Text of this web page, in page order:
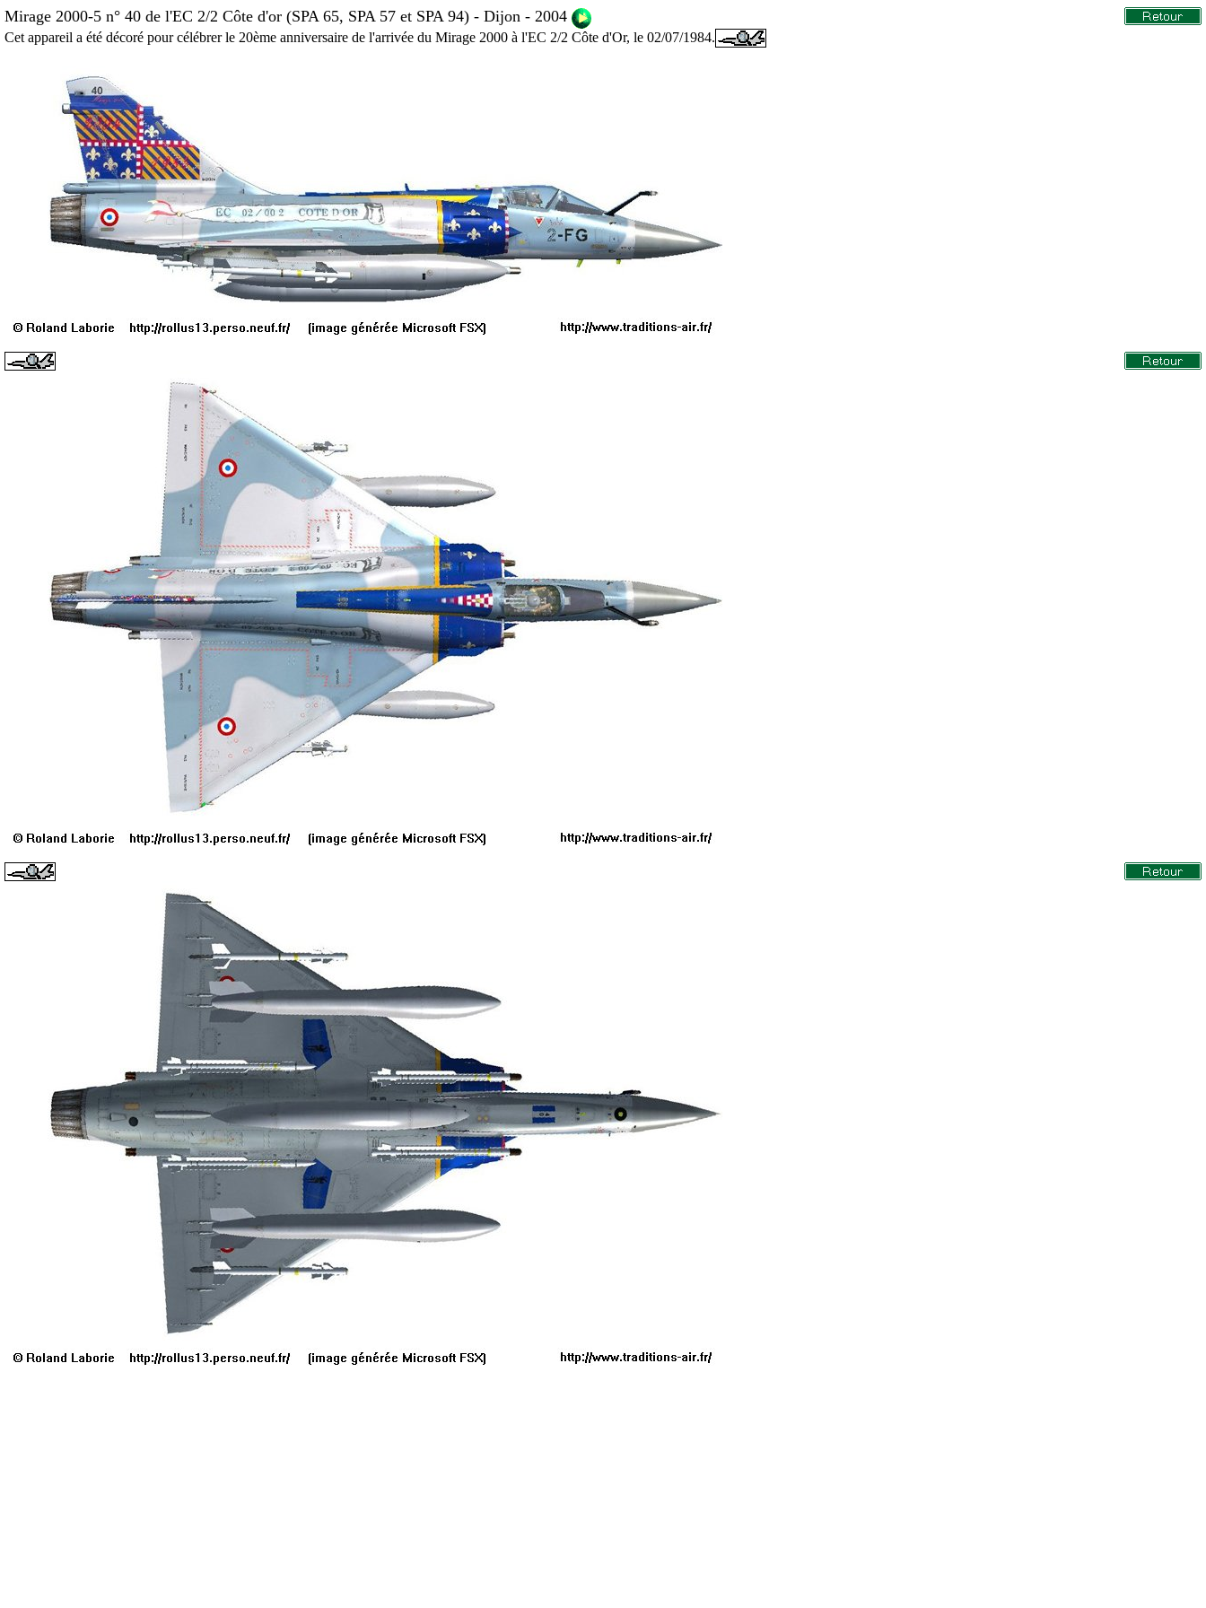
Mirage 2000-5 n° 40 de l'EC 2/2 Côte d'or (SPA 65, SPA 57 et SPA 94) - Dijon - 2004
Cet appareil a été décoré pour célébrer le 20ème anniversaire de l'arrivée du Mirage 2000 à l'EC 2/2 Côte d'Or, le 02/07/1984.